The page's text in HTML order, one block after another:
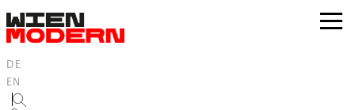
springen
zur
DE
EN